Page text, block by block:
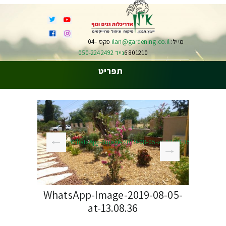
מייל:ilan@gardening.co.il
פקס 04-
6801210נייד 050-2242492
תפריט
WhatsApp-Image-2019-08-05-at-13.08.35
WhatsApp-Image-2019-08-05-
at-13.08.36